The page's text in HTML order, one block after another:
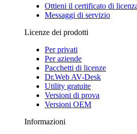
Ottieni il certificato di
Messaggi di servizio
Licenze dei prodotti
Per privati
Per aziende
Pacchetti di licenze
Dr.Web AV-Desk
Utility gratuite
Versioni di prova
Versioni OEM
Informazioni